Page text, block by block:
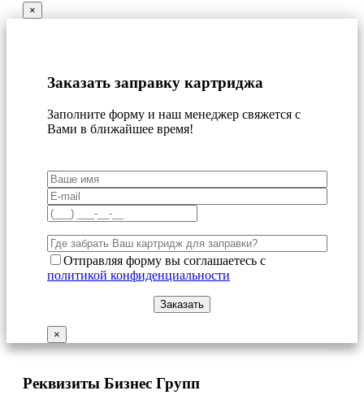
×
Заказать заправку картриджа
Заполните форму и наш менеджер свяжется с
Вами в ближайшее время!
Отправляя форму вы соглашаетесь с
политикой конфиденциальности
×
Реквизиты Бизнес Групп